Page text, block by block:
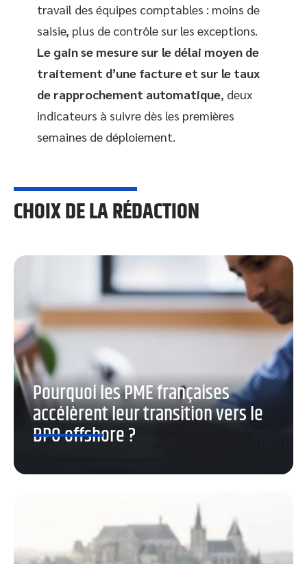
travail des équipes comptables : moins de
saisie, plus de contrôle sur les exceptions.
Le gain se mesure sur le délai moyen de
traitement d’une facture et sur le taux
de rapprochement automatique, deux
indicateurs à suivre dès les premières
semaines de déploiement.
CHOIX DE LA RÉDACTION
Pourquoi les PME françaises
accélèrent leur transition vers le
BPO offshore ?